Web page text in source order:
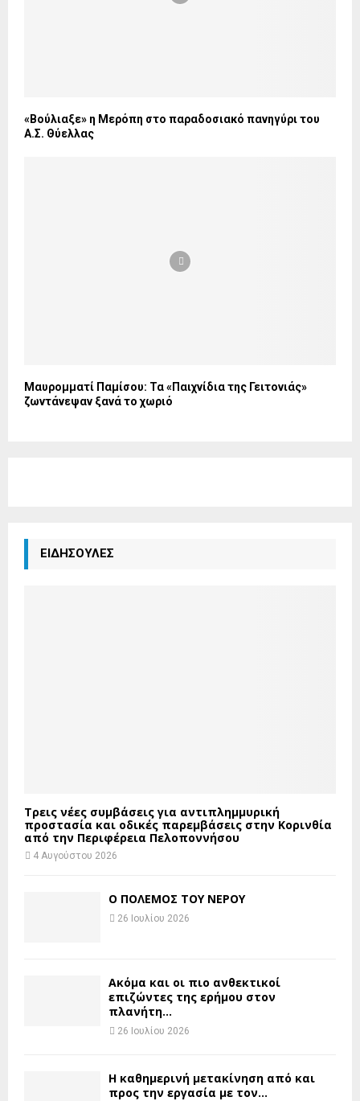
«Βούλιαξε» η Μερόπη στο παραδοσιακό πανηγύρι του
Α.Σ. Θύελλας
Μαυρομματί Παμίσου: Τα «Παιχνίδια της Γειτονιάς»
ζωντάνεψαν ξανά το χωριό
ΕΙΔΗΣΟΥΛΕΣ
Τρεις νέες συμβάσεις για αντιπλημμυρική
προστασία και οδικές παρεμβάσεις στην Κορινθία
από την Περιφέρεια Πελοποννήσου
4 Αυγούστου 2026
Ο ΠΟΛΕΜΟΣ ΤΟΥ ΝΕΡΟΥ
26 Ιουλίου 2026
Ακόμα και οι πιο ανθεκτικοί
επιζώντες της ερήμου στον
πλανήτη...
26 Ιουλίου 2026
H καθημερινή μετακίνηση από και
προς την εργασία με τον...